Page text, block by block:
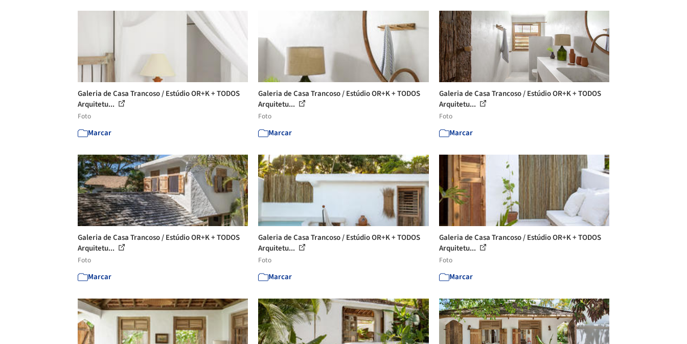
Galeria de Casa Trancoso / Estúdio OR+K + TODOS
Arquitetu...
Foto
Marcar
Galeria de Casa Trancoso / Estúdio OR+K + TODOS
Arquitetu...
Foto
Marcar
Galeria de Casa Trancoso / Estúdio OR+K + TODOS
Arquitetu...
Foto
Marcar
Galeria de Casa Trancoso / Estúdio OR+K + TODOS
Arquitetu...
Foto
Marcar
Galeria de Casa Trancoso / Estúdio OR+K + TODOS
Arquitetu...
Foto
Marcar
Galeria de Casa Trancoso / Estúdio OR+K + TODOS
Arquitetu...
Foto
Marcar